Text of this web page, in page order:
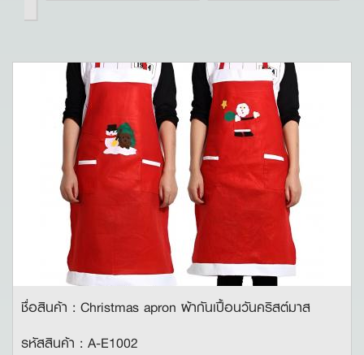
ชื่อสินค้า : Christmas apron ผ้ากันเปื้อนวันคริสต์มาส
รหัสสินค้า : A-E1002